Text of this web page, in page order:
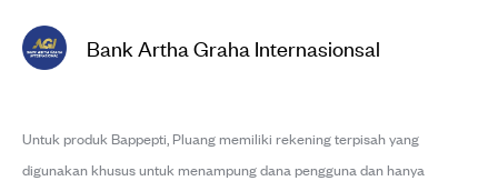
Bank Artha Graha Internasionsal
Untuk produk Bappepti, Pluang memiliki rekening terpisah yang
digunakan khusus untuk menampung dana pengguna dan hanya